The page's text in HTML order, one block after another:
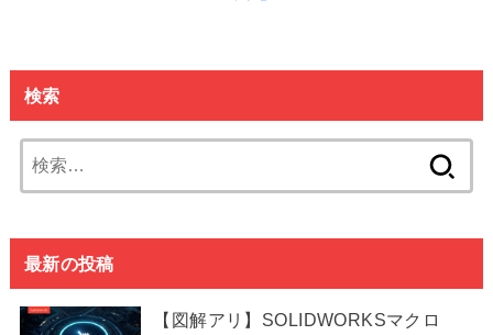
検索
索:
最新の投稿
【図解アリ】SOLIDWORKSマクロ